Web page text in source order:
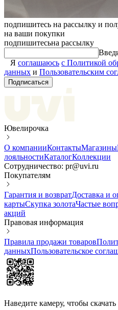
подпишитесь на рассылку и
на ваши покупки
подпишитесьна рассылку
Я соглашаюсь с Политикой
данных и Пользовательским
Подписаться
Ювелирочка
О компанииКонтактыМагазины
лояльностиКаталогКоллекции
Сотрудничество: pr@uvi.ru
Покупателям
Гарантия и возвратДоставка и
картыСкупка золотаЧастые
акций
Правовая информация
Правила продажи товаров
данныхПользовательское
Наведите камеру, чтобы